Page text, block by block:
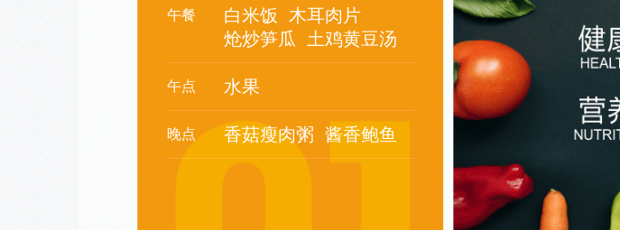
午餐 白米饭 木耳肉片
炝炒笋瓜 土鸡黄豆汤
午点 水果
晚点 香菇瘦肉粥 酱香鲍鱼